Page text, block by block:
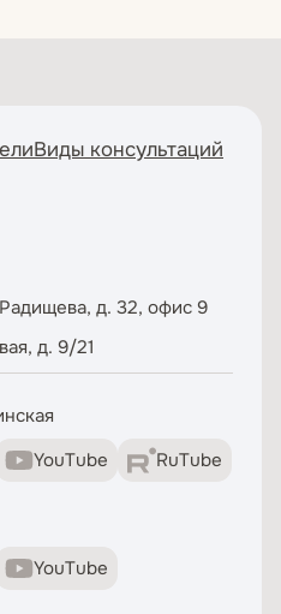
Виды консультаций
д. 32, офис 9
д. 9/21
YouTube RuTube
YouTube